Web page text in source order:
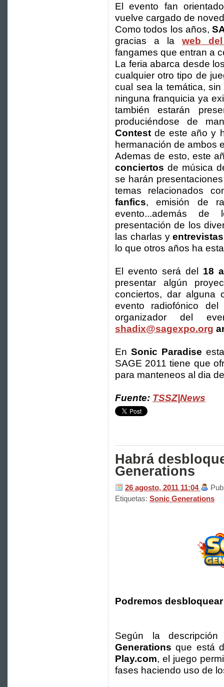
El evento fan
vuelve cargado de
Como todos los años,
gracias a la web
fangames que entran a
La feria abarca desde
cualquier otro tipo de
cual sea la temática,
ninguna franquicia ya
también estarán
produciéndose de
Contest de este año y
hermanación de ambos
Ademas de esto, este
conciertos de música
se harán
temas relacionados
fanfics, emisión de
evento...además
presentación de los
las charlas y
lo que otros años ha
El evento será del 18
presentar algún
conciertos, dar alguna
evento radiofónico
organizador del
shadix@sagexpo.org
EnSonic Paradise
SAGE 2011 tiene que
para manteneos al dia
Fuente: TSSZ|News
Habrá
Generations
26 agosto, 2011 11:04
Etiquetas: Sonic Generations
Podremos
Según la
Generations que está
Play.com, el juego
fases haciendo uso de